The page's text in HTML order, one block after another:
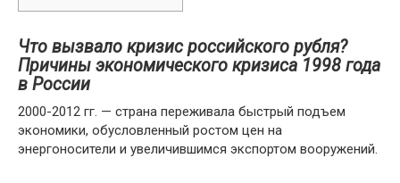
Что вызвало кризис российского рубля?
Причины экономического кризиса 1998 года
в России
2000-2012 гг. — страна переживала быстрый подъем
экономики, обусловленный ростом цен на
энергоносители и увеличившимся экспортом вооружений.